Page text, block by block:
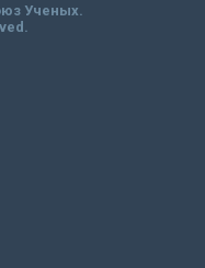
Ученых.